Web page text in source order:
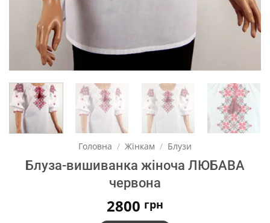
Головна / Жінкам / Блузи
Блуза-вишиванка жіноча ЛЮБАВА
червона
2800 грн